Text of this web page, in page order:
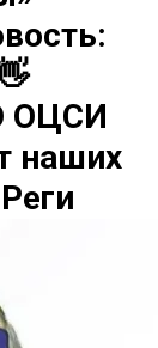
ОЦСИ
наших